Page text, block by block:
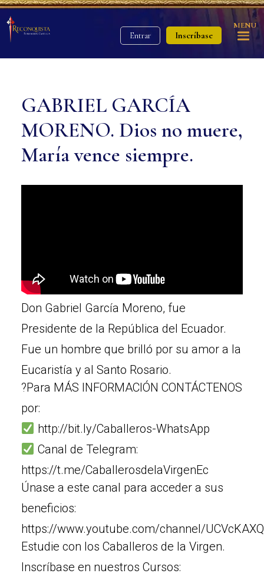
Entrar Inscríbase
MENU
GABRIEL GARCÍA
MORENO. Dios no muere,
María vence siempre.
Don Gabriel García Moreno, fue
Presidente de la República del Ecuador.
Fue un hombre que brilló por su amor a la
Eucaristía y al Santo Rosario.
?Para MÁS INFORMACIÓN CONTÁCTENOS
por:
http://bit.ly/Caballeros-WhatsApp
Canal de Telegram:
https://t.me/CaballerosdelaVirgenEc
Únase a este canal para acceder a sus
beneficios:
https://www.youtube.com/channel/
Estudie con los Caballeros de la Virgen.
Inscríbase en nuestros Cursos: